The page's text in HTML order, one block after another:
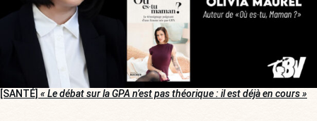
[SANTÉ] « Le débat sur la GPA n’est pas théorique : il est déjà en cours »